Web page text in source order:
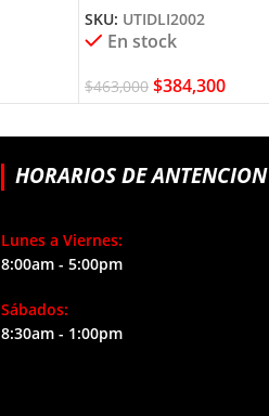
SKU: UTIDLI2002
En stock
$463,000 $384,300
HORARIOS DE ANTENCION
Lunes a Viernes:
8:00am - 5:00pm
Sábados:
8:30am - 1:00pm